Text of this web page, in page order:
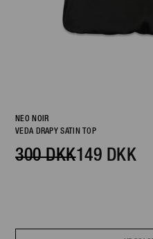
NEO NOIR
VEDA DRAPY SATIN TOP
149 DKK
300 DKK